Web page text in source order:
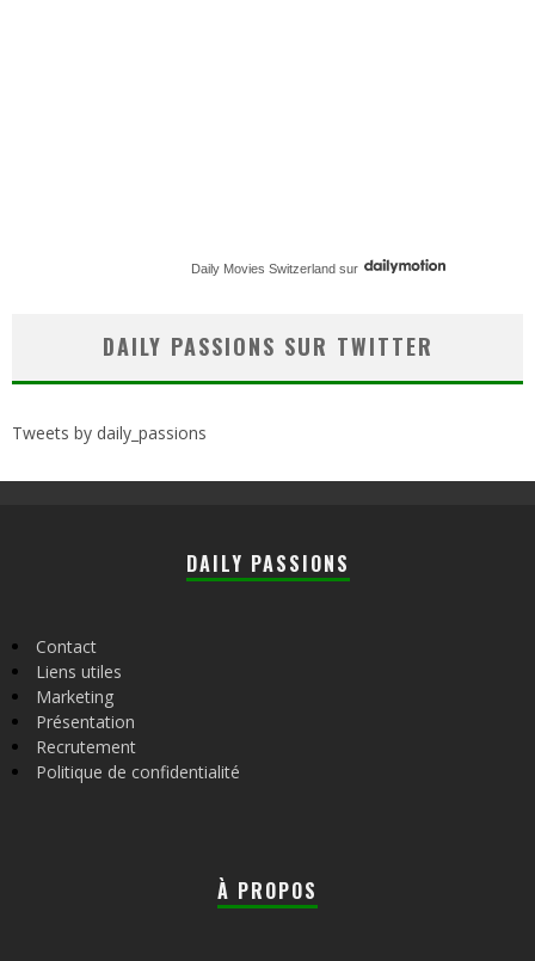
Daily Movies Switzerland sur
DAILY PASSIONS SUR TWITTER
Tweets by daily_passions
DAILY PASSIONS
Contact
Liens utiles
Marketing
Présentation
Recrutement
Politique de confidentialité
À PROPOS